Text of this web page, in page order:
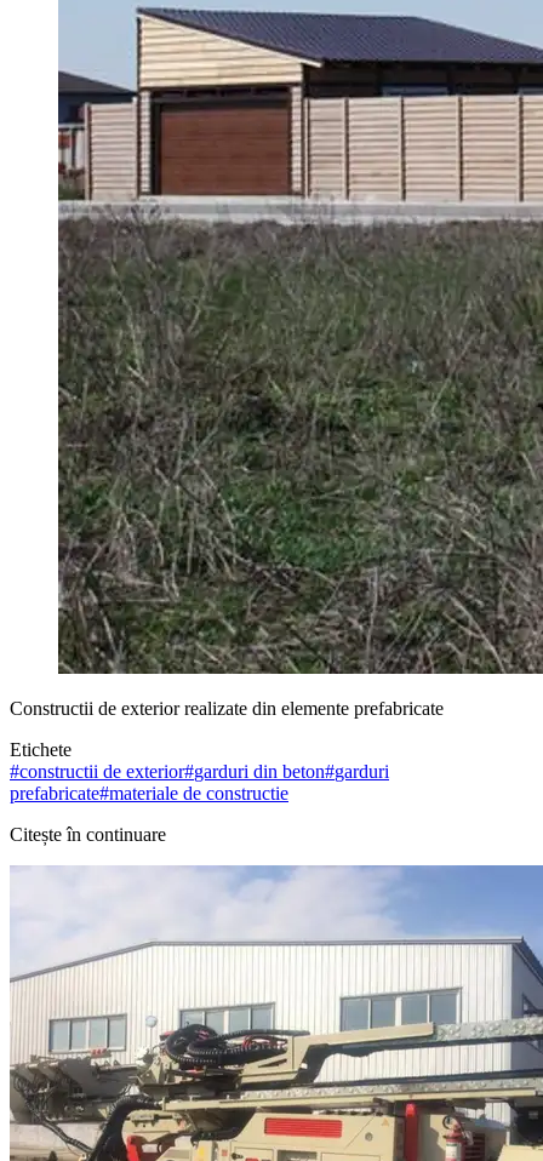
Constructii de exterior realizate din elemente prefabricate
Etichete
#constructii de exterior#garduri din beton#garduri
prefabricate#materiale de constructie
Citește în continuare